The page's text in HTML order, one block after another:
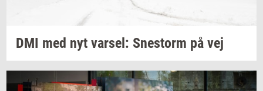
DMI med nyt var­sel: Sne­storm på vej